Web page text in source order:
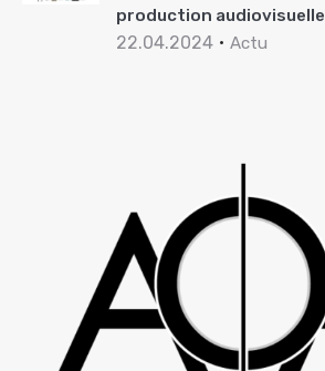
production audiovisuelle
22.04.2024 Actu